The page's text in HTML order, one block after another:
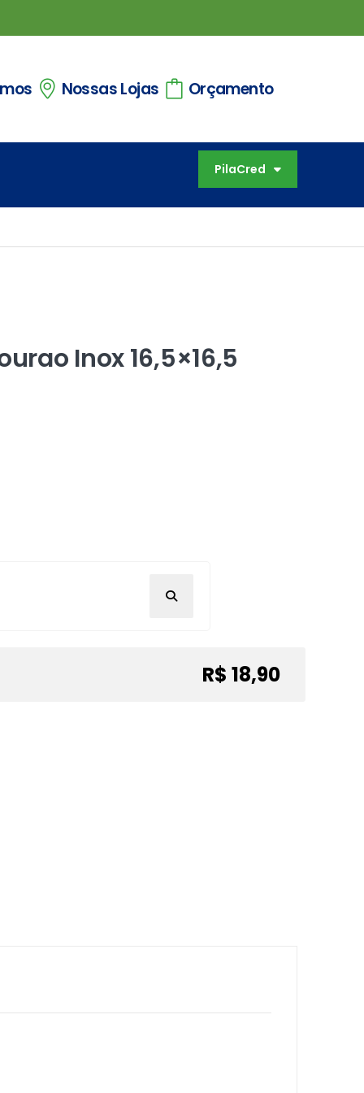
Nossas Lojas Orçamento
PilaCred
Inox 16,5×16,5
R$ 18,90